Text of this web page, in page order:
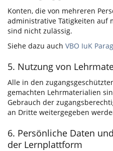
Konten, die von mehreren
administrative Tätigkeiten auf
sind nicht zulässig.
Siehe dazu auch VBO IuK
5. Nutzung von
Alle in den
gemachten Lehrmaterialien
Gebrauch der
an Dritte weitergegeben
6. Persönliche Daten
der Lernplattform